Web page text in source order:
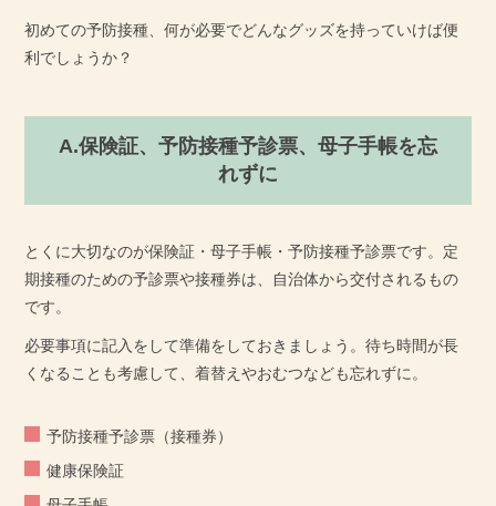
初めての予防接種、何が必要でどんなグッズを持っていけば便
利でしょうか？
A.保険証、予防接種予診票、母子手帳を忘
れずに
とくに大切なのが保険証・母子手帳・予防接種予診票です。定
期接種のための予診票や接種券は、自治体から交付されるもの
です。
必要事項に記入をして準備をしておきましょう。待ち時間が長
くなることも考慮して、着替えやおむつなども忘れずに。
予防接種予診票（接種券）
健康保険証